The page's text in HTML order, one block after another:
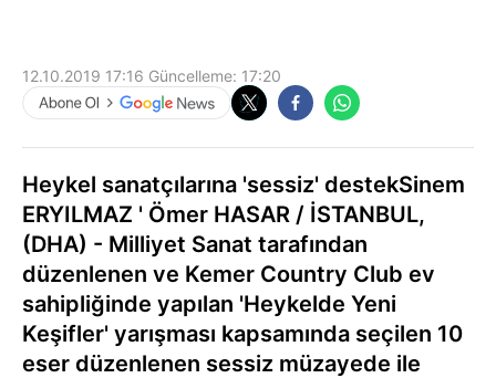
12.10.2019 17:16 Güncelleme: 17:20
Heykel sanatçılarına 'sessiz' destekSinem
ERYILMAZ ' Ömer HASAR / İSTANBUL,
(DHA) - Milliyet Sanat tarafından
düzenlenen ve Kemer Country Club ev
sahipliğinde yapılan 'Heykelde Yeni
Keşifler' yarışması kapsamında seçilen 10
eser düzenlenen sessiz müzayede ile